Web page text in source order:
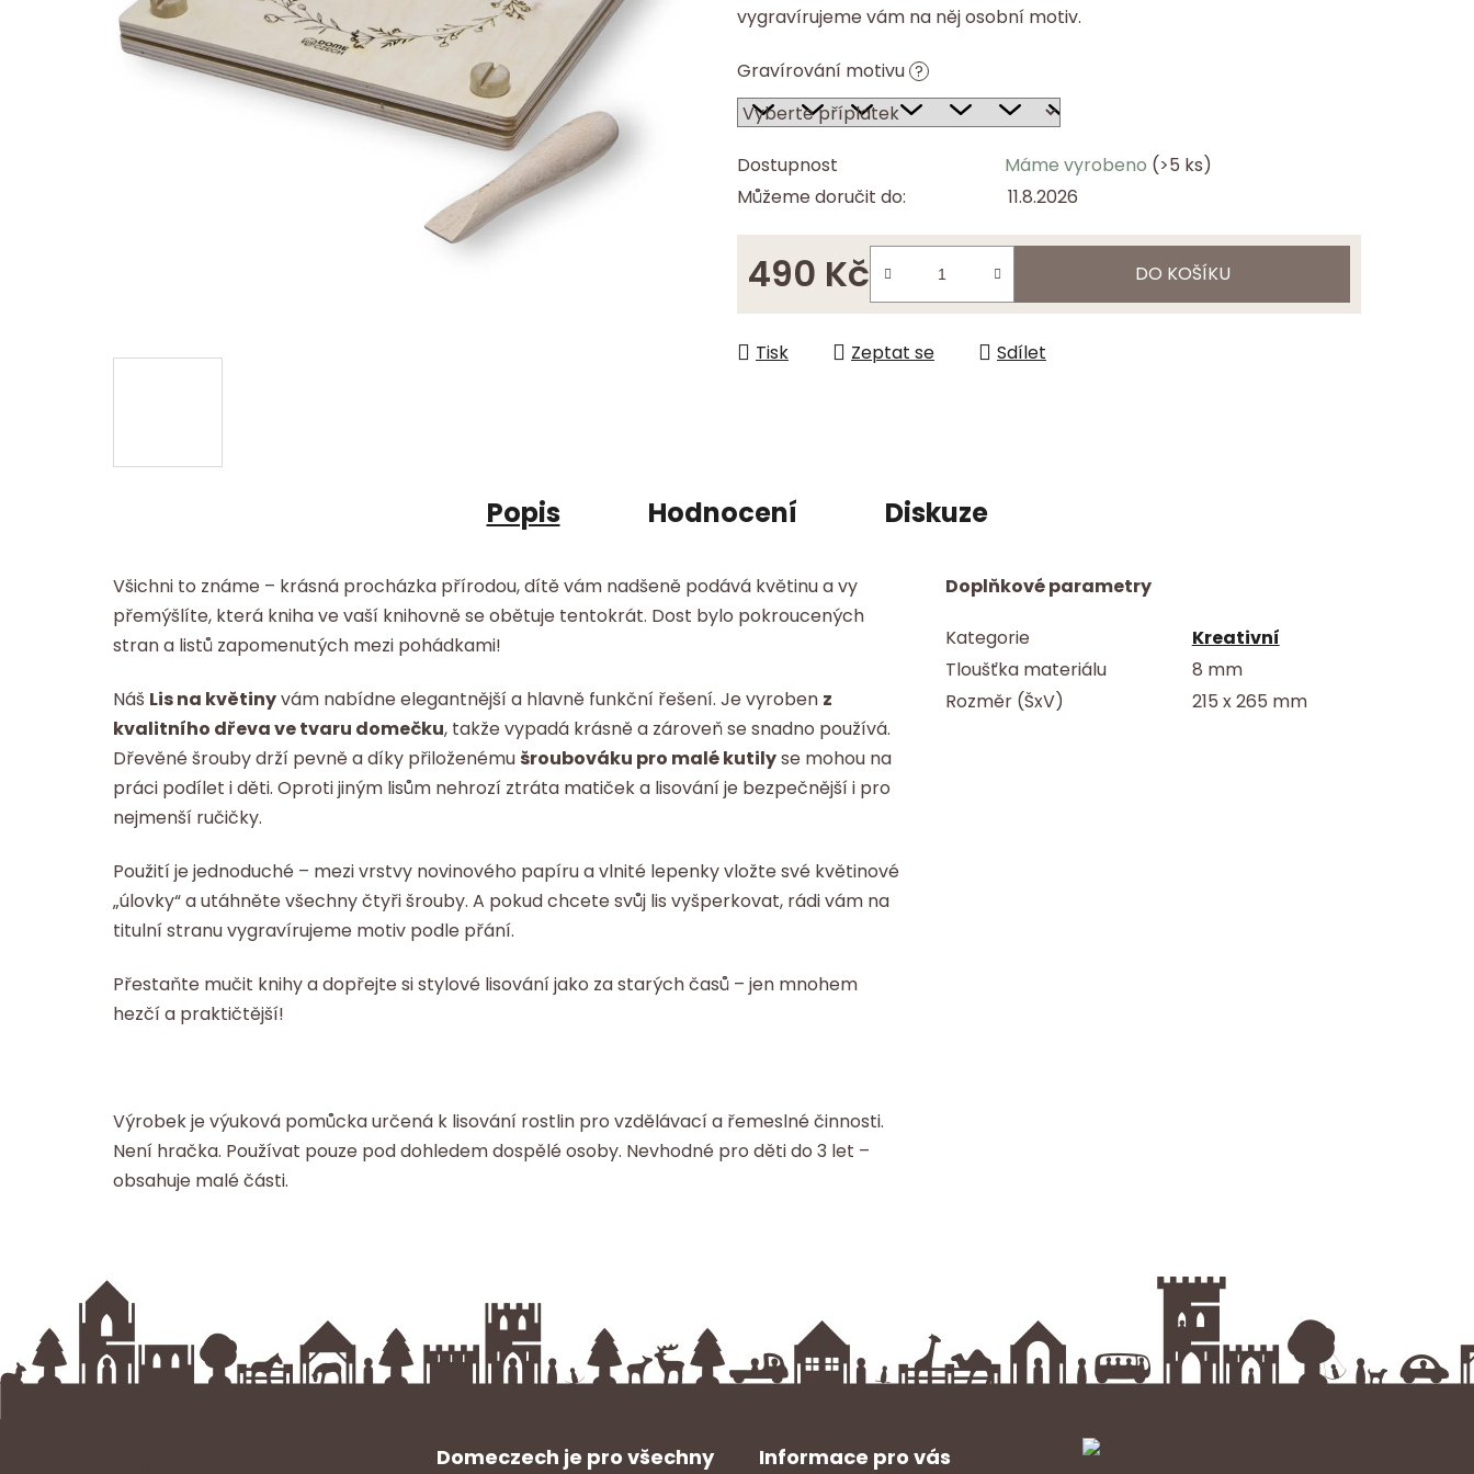
hvězdiček.
vygravírujeme vám na něj osobní motiv.
Gravírování motivu ?
Dostupnost Máme vyrobeno (>5 ks)
Můžeme doručit do:
11.8.2026
490 Kč
Měrná cena:
DO KOŠÍKU
Tisk Zeptat se Sdílet
Popis Hodnocení Diskuze
Všichni to známe – krásná procházka přírodou, dítě vám nadšeně podává květinu a vy
přemýšlíte, která kniha ve vaší knihovně se obětuje tentokrát. Dost bylo pokroucených
stran a listů zapomenutých mezi pohádkami!
Náš Lis na květinyvám nabídne elegantnější a hlavně funkční řešení. Je vyroben z
kvalitního dřeva ve tvaru domečku, takže vypadá krásně a zároveň se snadno používá.
Dřevěné šrouby drží pevně a díky přiloženému šroubováku pro malé kutilyse mohou na
práci podílet i děti. Oproti jiným lisům nehrozí ztráta matiček a lisování je bezpečnější i pro
nejmenší ručičky.
Použití je jednoduché – mezi vrstvy novinového papíru a vlnité lepenky vložte své květinové
„úlovky“ a utáhněte všechny čtyři šrouby. A pokud chcete svůj lis vyšperkovat, rádi vám na
titulní stranu vygravírujeme motiv podle přání.
Přestaňte mučit knihy a dopřejte si stylové lisování jako za starých časů – jen mnohem
hezčí a praktičtější!
Výrobek je výuková pomůcka určená k lisování rostlin pro vzdělávací a řemeslné činnosti.
Není hračka. Používat pouze pod dohledem dospělé osoby. Nevhodné pro děti do 3 let –
obsahuje malé části.
Doplňkové parametry
Kategorie
Kreativní
Tloušťka materiálu
8 mm
Rozměr (ŠxV)
215 x 265 mm
Domeczech je pro všechny Informace pro vás